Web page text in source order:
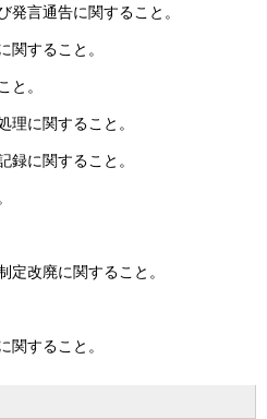
発言通告に関すること。
関すること。
と。
理に関すること。
録に関すること。
定改廃に関すること。
関すること。